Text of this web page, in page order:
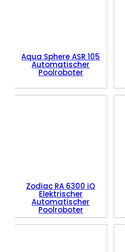
Aqua Sphere ASR 105
Automatischer
Poolroboter
Zodiac RA 6300 iQ
Elektrischer
Automatischer
Poolroboter